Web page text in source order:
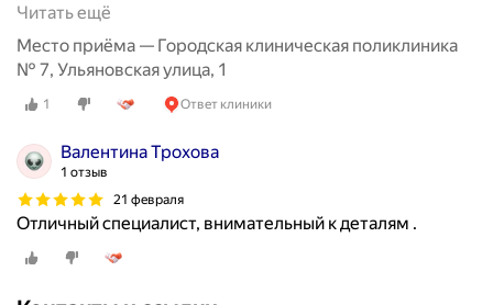
Читать ещё
Место приёма — Городская клиническая поликлиника
№ 7, Ульяновская улица, 1
1 Ответ клиники
Валентина Трохова
1 отзыв
21 февраля
Отличный специалист, внимательный к деталям .